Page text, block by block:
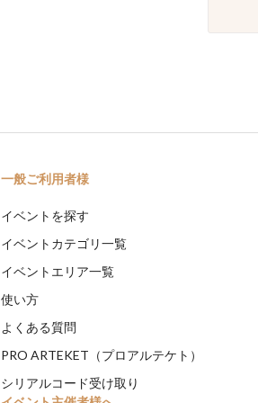
一般ご利用者様
イベントを探す
イベントカテゴリ一覧
イベントエリア一覧
使い方
よくある質問
PRO ARTEKET（プロアルテケト）
シリアルコード受け取り